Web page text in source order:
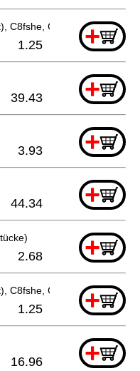
C8fshe, Cm9by, C8fse
+
1.25
+
39.43
+
3.93
+
44.34
+
2.68
C8fshe, Cm9by, C8fse
+
1.25
+
16.96